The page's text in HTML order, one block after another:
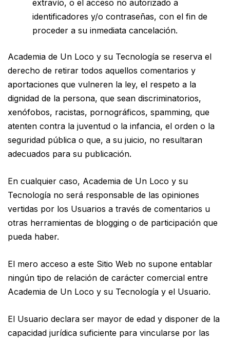
extravío, o el acceso no autorizado a
identificadores y/o contraseñas, con el fin de
proceder a su inmediata cancelación.
Academia de Un Loco y su Tecnología se reserva el
derecho de retirar todos aquellos comentarios y
aportaciones que vulneren la ley, el respeto a la
dignidad de la persona, que sean discriminatorios,
xenófobos, racistas, pornográficos, spamming, que
atenten contra la juventud o la infancia, el orden o la
seguridad pública o que, a su juicio, no resultaran
adecuados para su publicación.
En cualquier caso, Academia de Un Loco y su
Tecnología no será responsable de las opiniones
vertidas por los Usuarios a través de comentarios u
otras herramientas de blogging o de participación que
pueda haber.
El mero acceso a este Sitio Web no supone entablar
ningún tipo de relación de carácter comercial entre
Academia de Un Loco y su Tecnología y el Usuario.
El Usuario declara ser mayor de edad y disponer de la
capacidad jurídica suficiente para vincularse por las